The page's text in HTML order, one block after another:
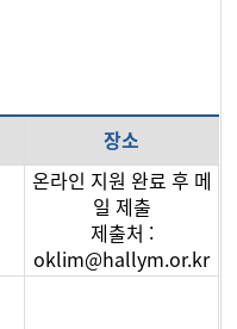
장소
온라인 지원 완료 후 메
일 제출
제출처 :
oklim@hallym.or.kr